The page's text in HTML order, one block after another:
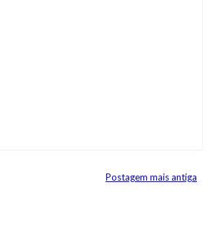
Postagem mais antiga